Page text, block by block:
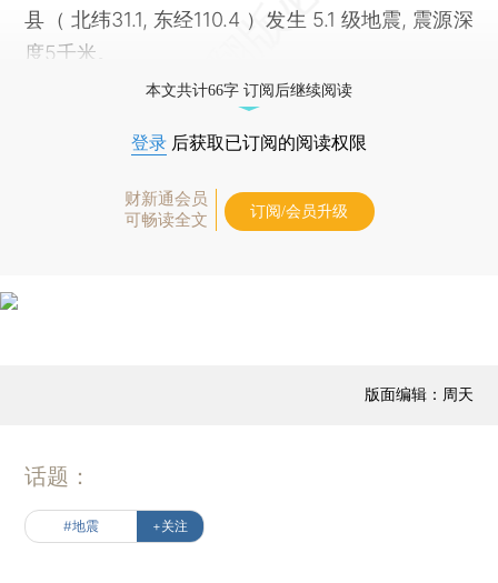
县（ 北纬31.1, 东经110.4 ）发生 5.1 级地震, 震源深
度5千米。
本文共计66字 订阅后继续阅读
登录 后获取已订阅的阅读权限
财新通会员
可畅读全文
订阅/会员升级
版面编辑：周天
话题：
#地震 +关注